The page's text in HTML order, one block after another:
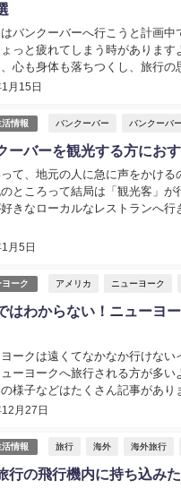
月15日
バンクーバーへ行こうと計画
ょっと疲れてしまう時がありま
心も身体も落ちつくし、旅行の
きる地元民も好きなカフェを紹
活情報 バンクーバー バンクーバ
ーバーを観光する方にお
月5日
て、地元の人に急に声をかけ
ところって結局は「観光客」
きなローカルなレストランへ行
ヨーク アメリカ ニューヨーク
はわからない！ニューヨ
月27日
ヨークは遠くてなかなか行けな
ューヨークへ旅行される方が多
様子などはたくさん記事があり
ません。今回は「ニューヨーク
活情報 旅行 海外 海外旅行
行の飛行機内に持ち込み